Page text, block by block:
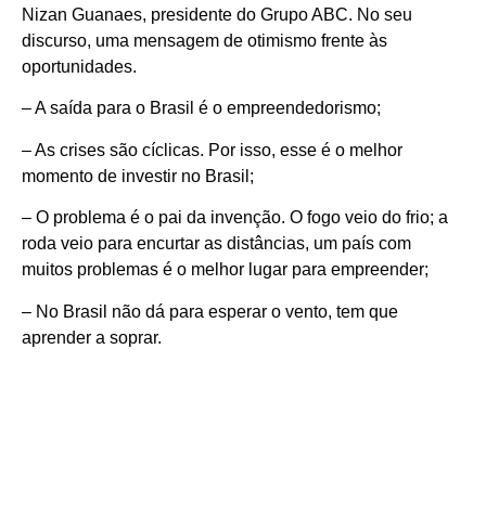
Nizan Guanaes, presidente do Grupo ABC. No seu
discurso, uma mensagem de otimismo frente às
oportunidades.
– A saída para o Brasil é o empreendedorismo;
– As crises são cíclicas. Por isso, esse é o melhor
momento de investir no Brasil;
– O problema é o pai da invenção. O fogo veio do frio; a
roda veio para encurtar as distâncias, um país com
muitos problemas é o melhor lugar para empreender;
– No Brasil não dá para esperar o vento, tem que
aprender a soprar.